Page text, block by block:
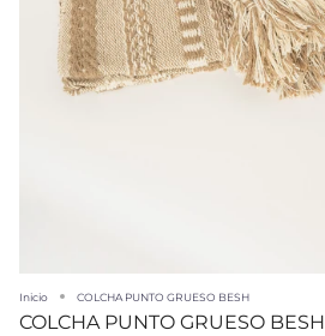
Inicio COLCHA PUNTO GRUESO BESH
COLCHA PUNTO GRUESO BESH